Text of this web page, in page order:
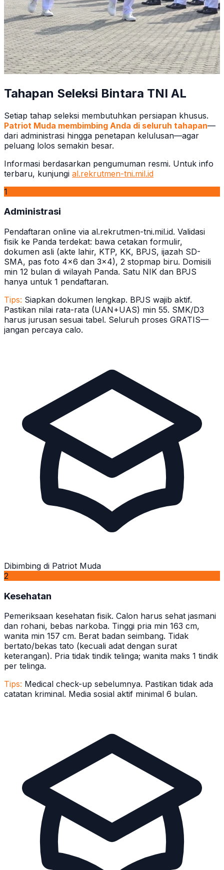
Tahapan Seleksi Bintara TNI AL
Setiap tahap seleksi membutuhkan persiapan khusus.
Patriot Muda membimbing Anda di seluruh tahapan—
dari administrasi hingga penetapan kelulusan—agar
peluang lolos semakin besar.
Informasi berdasarkan pengumuman resmi. Untuk info
terbaru, kunjungi al.rekrutmen-tni.mil.id
1
Administrasi
Pendaftaran online via al.rekrutmen-tni.mil.id. Validasi
fisik ke Panda terdekat: bawa cetakan formulir,
dokumen asli (akte lahir, KTP, KK, BPJS, ijazah SD-
SMA, pas foto 4x6 dan 3x4), 2 stopmap biru. Domisili
min 12 bulan di wilayah Panda. Satu NIK dan BPJS
hanya untuk 1 pendaftaran.
Tips: Siapkan dokumen lengkap. BPJS wajib aktif.
Pastikan nilai rata-rata (UAN+UAS) min 55. SMK/D3
harus jurusan sesuai tabel. Seluruh proses GRATIS—
jangan percaya calo.
Dibimbing di Patriot Muda
2
Kesehatan
Pemeriksaan kesehatan fisik. Calon harus sehat jasmani
dan rohani, bebas narkoba. Tinggi pria min 163 cm,
wanita min 157 cm. Berat badan seimbang. Tidak
bertato/bekas tato (kecuali adat dengan surat
keterangan). Pria tidak tindik telinga; wanita maks 1 tindik
per telinga.
Tips: Medical check-up sebelumnya. Pastikan tidak ada
catatan kriminal. Media sosial aktif minimal 6 bulan.